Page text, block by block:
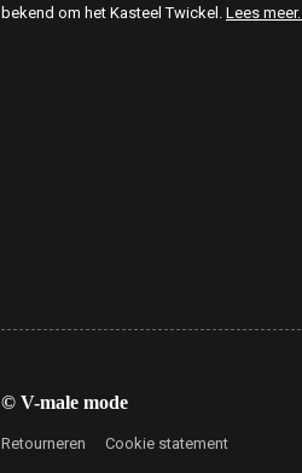
bekend om het Kasteel Twickel. Lees meer...
© V-male mode
Retourneren Cookie statement